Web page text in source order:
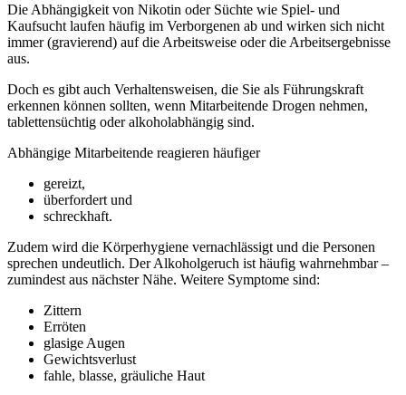
Die Abhängigkeit von Nikotin oder Süchte wie Spiel- und
Kaufsucht laufen häufig im Verborgenen ab und wirken sich nicht
immer (gravierend) auf die Arbeitsweise oder die Arbeitsergebnisse
aus.
Doch es gibt auch Verhaltensweisen, die Sie als Führungskraft
erkennen können sollten, wenn Mitarbeitende Drogen nehmen,
tablettensüchtig oder alkoholabhängig sind.
Abhängige Mitarbeitende reagieren häufiger
gereizt,
überfordert und
schreckhaft.
Zudem wird die Körperhygiene vernachlässigt und die Personen
sprechen undeutlich. Der Alkoholgeruch ist häufig wahrnehmbar –
zumindest aus nächster Nähe. Weitere Symptome sind:
Zittern
Erröten
glasige Augen
Gewichtsverlust
fahle, blasse, gräuliche Haut